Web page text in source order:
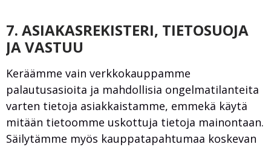
7. ASIAKASREKISTERI, TIETOSUOJA
JA VASTUU
Keräämme vain verkkokauppamme
palautusasioita ja mahdollisia ongelmatilanteita
varten tietoja asiakkaistamme, emmekä käytä
mitään tietoomme uskottuja tietoja mainontaan.
Säilytämme myös kauppatapahtumaa koskevan